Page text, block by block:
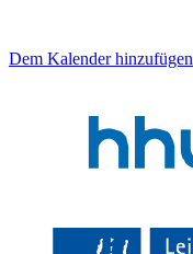
Dem Kalender hinzufügen